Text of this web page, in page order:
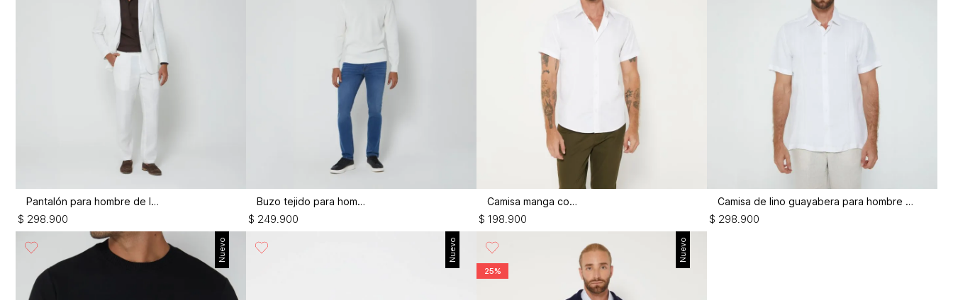
Pantalón para hombre de lino
$ 298 900
Buzo tejido para hombre
$ 249 900
Camisa manga corta
$ 198 900
Camisa de lino guayabera para hombre m/c
$ 298 900
Nuevo Nuevo Nuevo
25%